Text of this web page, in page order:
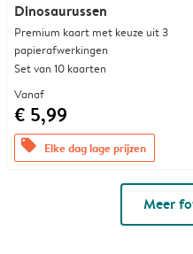
Dinosaurussen
Premium kaart met keuze uit 3
papierafwerkingen
Set van 10 kaarten
Vanaf
€ 5,99
offers Elke dag lage prijzen
Meer